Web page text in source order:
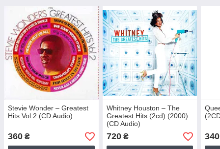
Stevie Wonder – Greatest
Hits Vol.2 (CD Audio)
360 ₴
Whitney Houston – The
Greatest Hits (2cd) (2000)
(CD Audio)
720₴ 340